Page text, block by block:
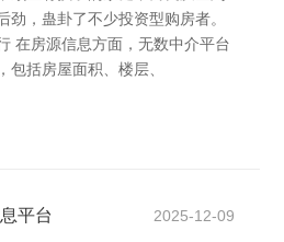
劲，蛊卦了不少投资型购房者。
在房源信息方面，无数中介平台
包括房屋面积、楼层、
平台 2025-12-09